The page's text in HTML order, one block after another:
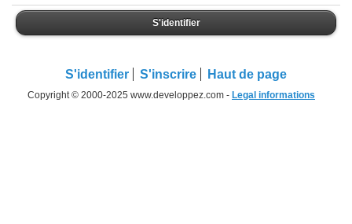
S'identifier
S'identifier S'inscrire Haut de page
Copyright © 2000-2025 www.developpez.com - Legal informations